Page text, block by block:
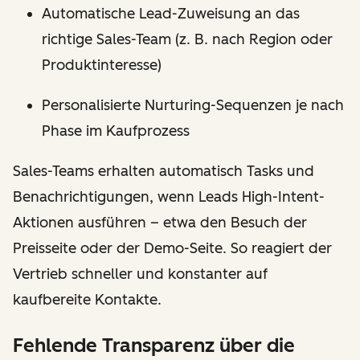
Automatische Lead-Zuweisung an das
richtige Sales-Team (z. B. nach Region oder
Produktinteresse)
Personalisierte Nurturing-Sequenzen je nach
Phase im Kaufprozess
Sales-Teams erhalten automatisch Tasks und
Benachrichtigungen, wenn Leads High-Intent-
Aktionen ausführen – etwa den Besuch der
Preisseite oder der Demo-Seite. So reagiert der
Vertrieb schneller und konstanter auf
kaufbereite Kontakte.
Fehlende Transparenz über die